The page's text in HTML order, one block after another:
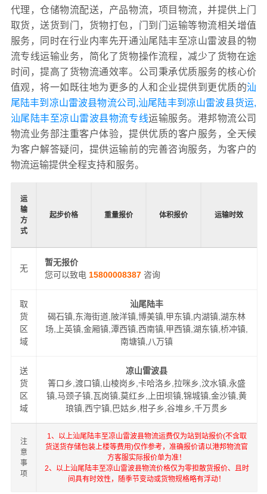
代理，仓储物流配送，产品物流，项目物流，并提供上门
取货，送货到门，货物打包，门到门运输等物流相关增值
服务，同时在行业内率先开通汕尾陆丰至凉山雷波县的物
流专线运输业务，简化了货物操作流程，减少了货物在途
时间，提高了货物流通效率。公司秉承优质服务的核心价
值观，将一如既往地为更多的人和企业提供到更优质的汕
尾陆丰到凉山雷波县物流公司,汕尾陆丰到凉山雷波县货运,
汕尾陆丰至凉山雷波县物流专线运输服务。港邦物流公司
物流业务部注重客户体验，提供优质的客户服务，全天候
为客户解答疑问，提供运输前的完善咨询服务，为客户的
物流运输提供全程支持和服务。
运
输
方
式
起步价格 重量报价 体积报价 运输时效
无
暂无报价
您可以致电 15800008387 咨询
取
货
区
域
汕尾陆丰
碣石镇,东海街道,陂洋镇,博美镇,甲东镇,内湖镇,湖东林
场,上英镇,金厢镇,潭西镇,西南镇,甲西镇,湖东镇,桥冲镇,
南塘镇,八万镇
送
货
区
域
凉山雷波县
箐口乡,渡口镇,山棱岗乡,卡哈洛乡,拉咪乡,汶水镇,永盛
镇,马颈子镇,瓦岗镇,莫红乡,上田坝镇,锦城镇,金沙镇,黄
琅镇,西宁镇,巴姑乡,柑子乡,谷堆乡,千万贯乡
注
意
事
项
1、以上汕尾陆丰至凉山雷波县物流运费仅为站到站报价(不含取
货送货存储包装上楼等费用)仅作参考，准确报价请以港邦物流官
方客服实际报价单为准！
2、以上汕尾陆丰至凉山雷波县物流价格仅为零担散货报价、且时
间具有时效性，随季节变动或货物规格略有浮动！